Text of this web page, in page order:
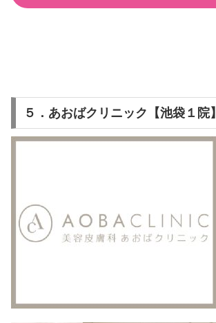
５．あおばクリニック【池袋１院】